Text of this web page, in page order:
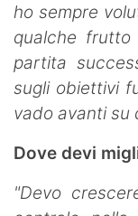
ho sempre
qualche frutto
partita
sugli obiettivi
vado avanti su
Dove devi
"Devo